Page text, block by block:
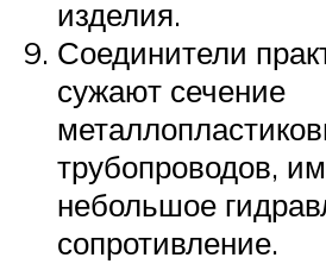
изделия.
Соединители
сужают сечение
трубопроводов,
небольшое
сопротивление.